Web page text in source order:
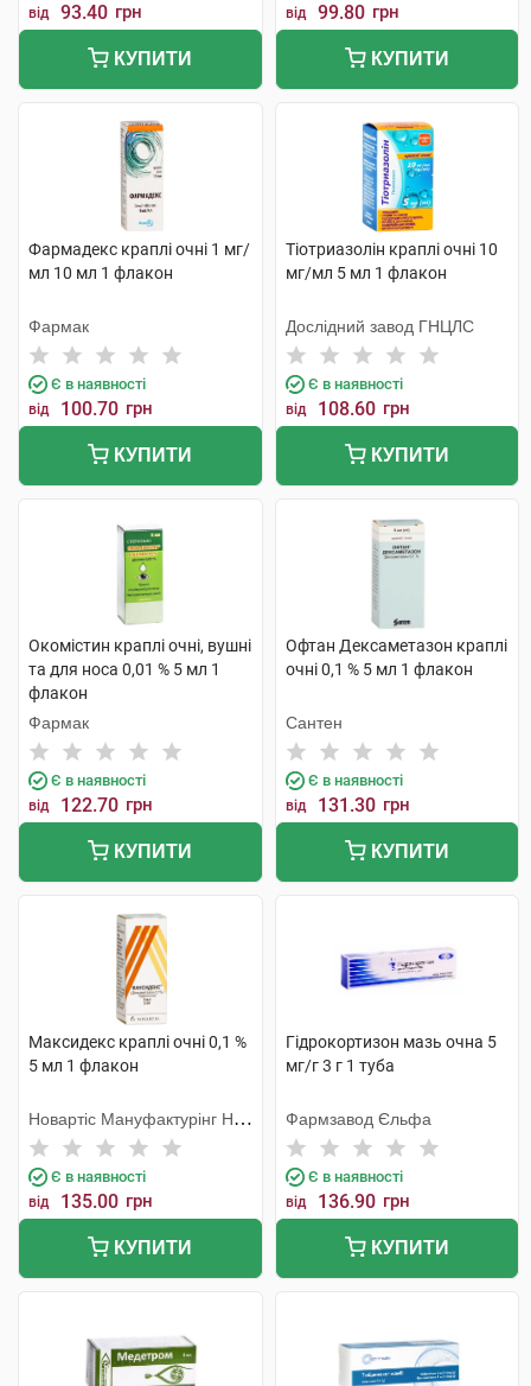
від 93.40 грн
КУПИТИ
від 99.80 грн
КУПИТИ
Фармадекс краплі очні 1 мг/
мл 10 мл 1 флакон
Фармак
Є в наявності
від 100.70 грн
КУПИТИ
Тіотриазолін краплі очні 10
мг/мл 5 мл 1 флакон
Дослідний завод ГНЦЛС
Є в наявності
від 108.60 грн
КУПИТИ
Окомістин краплі очні, вушні
та для носа 0,01 % 5 мл 1
флакон
Фармак
Є в наявності
від 122.70 грн
КУПИТИ
Офтан Дексаметазон краплі
очні 0,1 % 5 мл 1 флакон
Сантен
Є в наявності
від 131.30 грн
КУПИТИ
Максидекс краплі очні 0,1 %
5 мл 1 флакон
Новартіс Мануфактурінг НВ,
Бельгія
Є в наявності
від 135.00 грн
КУПИТИ
Гідрокортизон мазь очна 5
мг/г 3 г 1 туба
Фармзавод Єльфа
Є в наявності
від 136.90 грн
КУПИТИ